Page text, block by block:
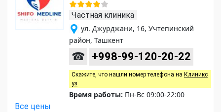
Частная клиника
ул. Джурджани, 16, Учтепинский
район, Ташкент
☎ +998-99-120-20-22
Скажите, что нашли номер телефона на Клиникс
уз
Время работы: Пн-Вс 09:00-22:00
Все цены